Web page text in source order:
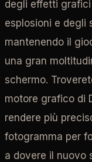
degli effetti
esplosioni e degli
mantenendo il
una gran
schermo.
motore grafico di
rendere più
fotogramma per
a dovere il nuovo